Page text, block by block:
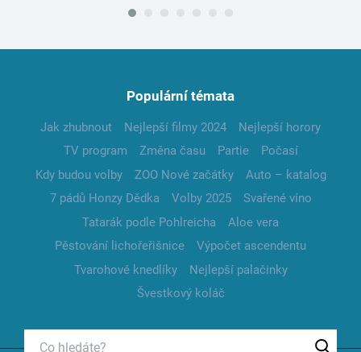
Populární témata
Jak zhubnout Nejlepší filmy 2024
Nejlepší horory
TV program
Změna času Partie
Počasí
Kdy budou volby
ZOO Nové začátky
Auto – katalog
7 pádů Honzy Dědka
Volby 2025
Svařené víno
Tatarák podle Pohlreicha
Aloe vera
Pěstování lichořeřišnice
Výpočet ascendentu
Tvarohové knedlíky
Nejlepší palačinky
Švestkový koláč